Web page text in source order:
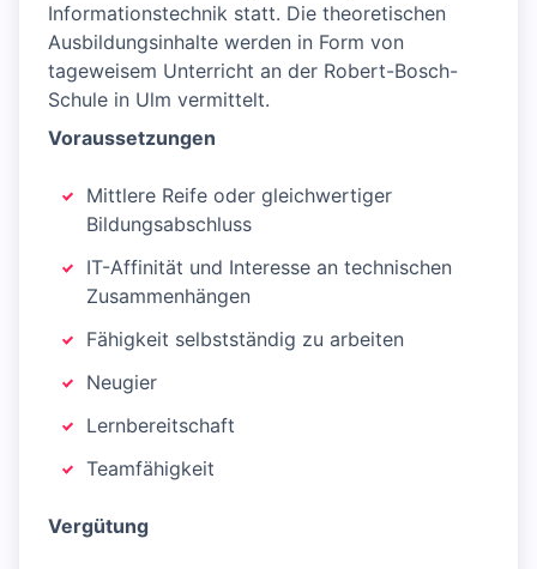
Informationstechnik statt. Die theoretischen
Ausbildungsinhalte werden in Form von
tageweisem Unterricht an der Robert-Bosch-
Schule in Ulm vermittelt.
Voraussetzungen
Mittlere Reife oder gleichwertiger
Bildungsabschluss
IT-Affinität und Interesse an technischen
Zusammenhängen
Fähigkeit selbstständig zu arbeiten
Neugier
Lernbereitschaft
Teamfähigkeit
Vergütung